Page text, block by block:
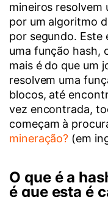
mineiros resolvem
por um algoritmo
por segundo. Este
uma função hash,
mais é do que um
resolvem uma
blocos, até
vez encontrada,
começam à
mineração? (em
O que é a
é que esta é